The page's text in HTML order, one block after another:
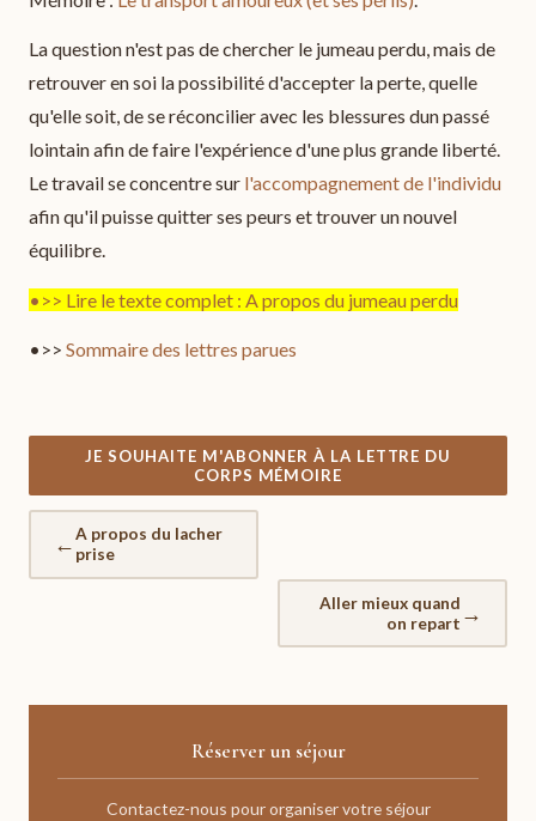
La question n'est pas de chercher le jumeau perdu, mais de
retrouver en soi la possibilité d'accepter la perte, quelle
qu'elle soit, de se réconcilier avec les blessures dun passé
lointain afin de faire l'expérience d'une plus grande liberté.
Le travail se concentre sur l'accompagnement de l'individu
afin qu'il puisse quitter ses peurs et trouver un nouvel
équilibre.
•>> Lire le texte complet : A propos du jumeau perdu
•>> Sommaire des lettres parues
JE SOUHAITE M'ABONNER À LA LETTRE DU
CORPS MÉMOIRE
←A propos du lacher
prise
Aller mieux quand
on repart →
Réserver un séjour
Contactez-nous pour organiser votre séjour